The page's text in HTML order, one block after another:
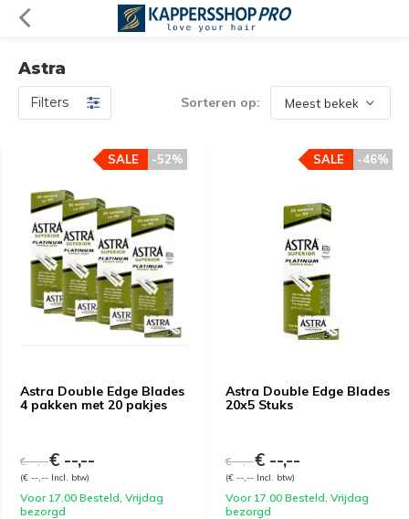
Astra
Filters Sorteren op:
Astra Double Edge Blades
4 pakken met 20 pakjes
-52%
SALE
€ --,--€ --,--
(€ --,-- Incl. btw)
Voor 17.00 Besteld, Vrijdag
bezorgd
Astra Double Edge Blades
20x5 Stuks
-46%
SALE
€ --,--€ --,--
(€ --,-- Incl. btw)
Voor 17.00 Besteld, Vrijdag
bezorgd